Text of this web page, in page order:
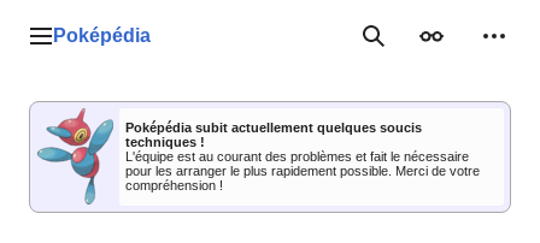
Menu principal
Poképédia RechercherApparence
Poképédia subit actuellement quelques soucis
techniques !
L'équipe est au courant des problèmes et fait le nécessaire
pour les arranger le plus rapidement possible. Merci de votre
compréhension !